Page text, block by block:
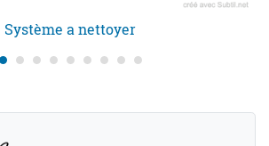
Système a nettoyer